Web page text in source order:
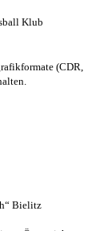
Klub
(CDR,
Bielitz